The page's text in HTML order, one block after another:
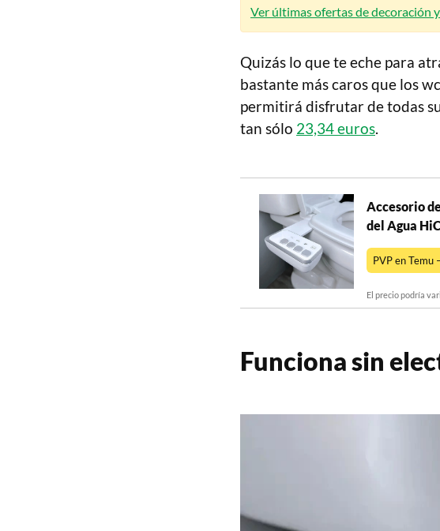
Ver últimas ofertas de decoración
Quizás lo que te eche para
bastante más caros que los
permitirá disfrutar de todas
tan sólo 23,34 euros.
Accesorio
del Agua
PVP en Temu
El precio podría
Funciona sin